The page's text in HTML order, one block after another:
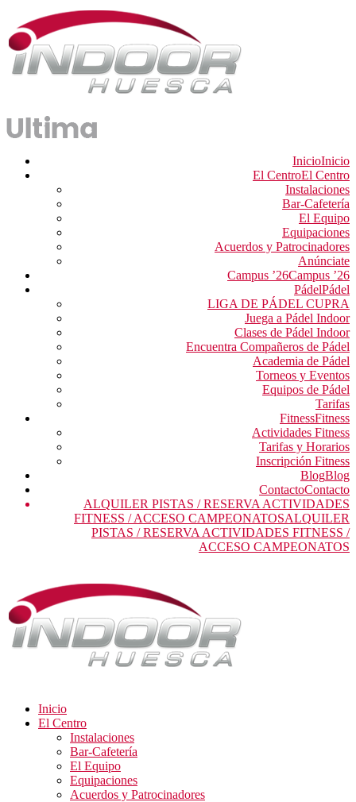
InicioInicio
El CentroEl Centro
Instalaciones
Bar-Cafetería
El Equipo
Equipaciones
Acuerdos y Patrocinadores
Anúnciate
Campus ’26Campus ’26
PádelPádel
LIGA DE PÁDEL CUPRA
Juega a Pádel Indoor
Clases de Pádel Indoor
Encuentra Compañeros de Pádel
Academia de Pádel
Torneos y Eventos
Equipos de Pádel
Tarifas
FitnessFitness
Actividades Fitness
Tarifas y Horarios
Inscripción Fitness
BlogBlog
ContactoContacto
ALQUILER PISTAS / RESERVA ACTIVIDADES
FITNESS / ACCESO CAMPEONATOSALQUILER
PISTAS / RESERVA ACTIVIDADES FITNESS /
ACCESO CAMPEONATOS
Inicio
El Centro
Instalaciones
Bar-Cafetería
El Equipo
Equipaciones
Acuerdos y Patrocinadores